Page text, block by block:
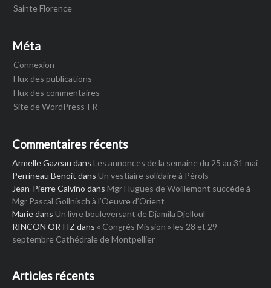
Sainte Florence
Méta
Connexion
Flux des publications
Flux des commentaires
Site de WordPress-FR
Commentaires récents
Armelle Gazeau dans Les annonces de la semaine du 25 au 31 mai
Perrineau Benoit dans Un vestiaire solidaire à Pérols
Jean-Pierre Calvino dans Mgr Hugues de Woillemont succède à
Mgr Pascal Gollnisch à l’Oeuvre d’Orient
Mariedans Un livre bouleversant de Djamila Djelloul
RINCON ORTIZ dans « Congrès Mission » les 28 et 29
septembre Cathédrale de Montpellier
Articles récents